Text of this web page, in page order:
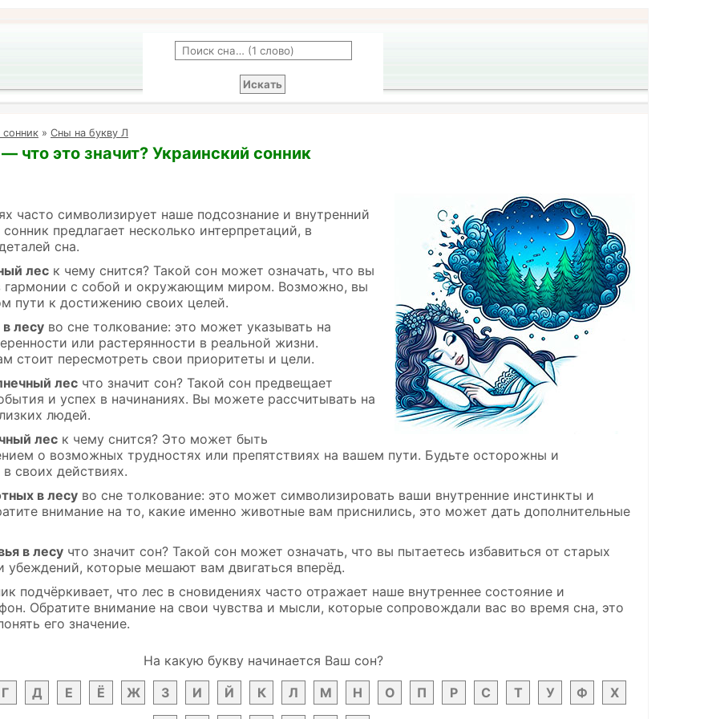
сонник » Сны на букву Л
что это значит? Украинский сонник
часто символизирует наше подсознание и внутренний
предлагает несколько интерпретаций, в
сна.
лес к чему снится? Такой сон может означать, что вы
гармонии с собой и окружающим миром. Возможно, вы
пути к достижению своих целей.
лесу во сне толкование: это может указывать на
или растерянности в реальной жизни.
стоит пересмотреть свои приоритеты и цели.
лес что значит сон? Такой сон предвещает
и успех в начинаниях. Вы можете рассчитывать на
людей.
лес к чему снится? Это может быть
о возможных трудностях или препятствиях на вашем пути. Будьте осторожны и
своих действиях.
в лесу во сне толкование: это может символизировать ваши внутренние инстинкты и
внимание на то, какие именно животные вам приснились, это может дать дополнительные
в лесу что значит сон? Такой сон может означать, что вы пытаетесь избавиться от старых
убеждений, которые мешают вам двигаться вперёд.
подчёркивает, что лес в сновидениях часто отражает наше внутреннее состояние и
Обратите внимание на свои чувства и мысли, которые сопровождали вас во время сна, это
его значение.
На какую букву начинается Ваш сон?
Г Д Е Ё Ж З И Й К Л М Н О П Р С Т У Ф Х